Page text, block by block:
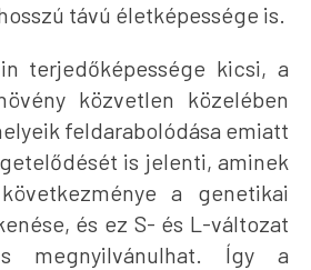
távú életképessége is.
terjedőképessége kicsi, a
közvetlen közelében
feldarabolódása emiatt
is jelenti, aminek
a genetikai
és ez S- és L-változat
megnyilvánulhat. Így a